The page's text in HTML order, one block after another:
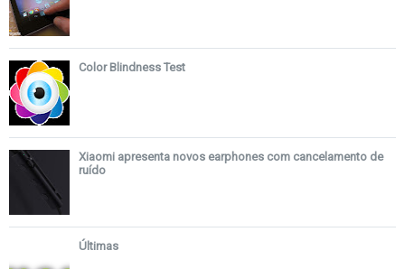
Color Blindness Test
Xiaomi apresenta novos earphones com cancelamento de
ruído
Últimas